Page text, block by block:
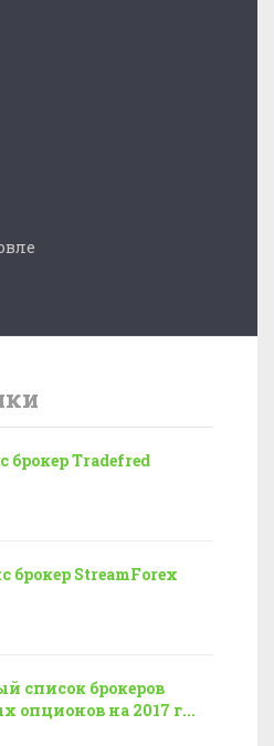
брокер Tradefred
брокер StreamForex
список брокеров
опционов на 2017 г...